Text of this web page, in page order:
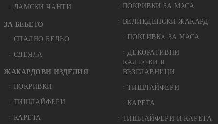
ДАМСКИ ЧАНТИ
ЗА БЕБЕТО
СПАЛНО БЕЛЬО
ОДЕЯЛА
ЖАКАРДОВИ ИЗДЕЛИЯ
ПОКРИВКИ
ТИШЛАЙФЕРИ
КАРЕТА
ПОКРИВКИ ЗА МАСА
ВЕЛИКДЕНСКИ ЖАКАРД
ПОКРИВКА ЗА МАСА
ДЕКОРАТИВНИ
КАЛЪФКИ И
ВЪЗГЛАВНИЦИ
ТИШЛАЙФЕРИ
КАРЕТА
ТИШЛАЙФЕРИ И КАРЕТА